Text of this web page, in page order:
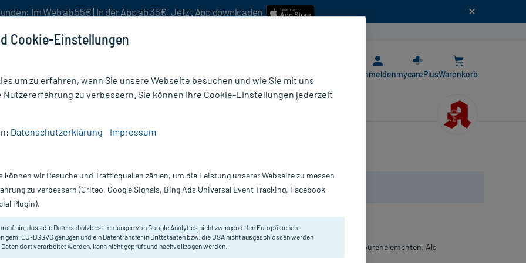
Im Web ab 55€ | In der App ab 35€. Jetzt App downloaden
AnmeldenmycarePlusWarenkorb
Nur für kurze Zeit:Gratis-Versand* ab 19€ Mindestbestellwert!
Basica
Nahrungsergänzungsmittel mit basischen Mineralstoffen und Spurenelementen. Als
geschmacksneutrale Tabletten.
Cookie-Einstellungen
um zu erfahren, wann Sie unsere Webseite besuchen und wie Sie mit uns
Nutzererfahrung zu verbessern. Sie können Ihre Cookie-Einstellungen jederzeit
Datenschutzerklärung Impressum
können wir Besuche und Trafficquellen zählen, um die Leistung unserer Webseite zu messen
zu verbessern (Criteo, Google Signals, Bing Ads Universal Event Tracking, Facebook
Plugin).
hin, dass die Datenschutzbestimmungen vonGoogle Analytics nicht zwingend den Europäischen
gem. EU-DSGVO genügen und ein Datentransfer in Drittstaaten bzw. die USA nicht ausgeschlossen werden
Daten dort verarbeitet werden, kann nicht geprüft und nachvollzogen werden.